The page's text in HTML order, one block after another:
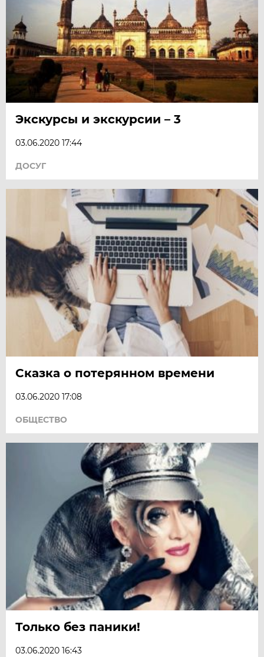
Экскурсы и экскурсии – 3
03.06.2020 17:44
ДОСУГ
Сказка о потерянном времени
03.06.2020 17:08
ОБЩЕСТВО
Только без паники!
03.06.2020 16:43